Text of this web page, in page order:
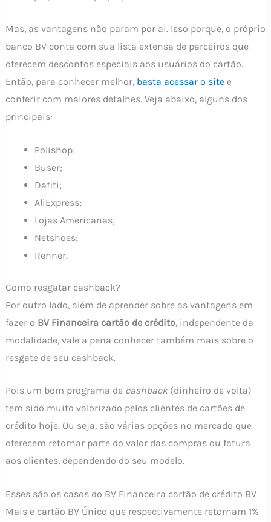
Mas, as vantagens não param por ai. Isso porque, o próprio
banco BV conta com sua lista extensa de parceiros que
oferecem descontos especiais aos usuários do cartão.
Então, para conhecer melhor, basta acessar o sitee
conferir com maiores detalhes. Veja abaixo, alguns dos
principais:
Polishop;
Buser;
Dafiti;
AliExpress;
Lojas Americanas;
Netshoes;
Renner.
Como resgatar cashback?
Por outro lado, além de aprender sobre as vantagens em
fazer o BV Financeira cartão de crédito, independente da
modalidade, vale a pena conhecer também mais sobre o
resgate de seu cashback.
Pois um bom programa de cashback (dinheiro de volta)
tem sido muito valorizado pelos clientes de cartões de
crédito hoje. Ou seja, são várias opções no mercado que
oferecem retornar parte do valor das compras ou fatura
aos clientes, dependendo do seu modelo.
Esses são os casos do BV Financeira cartão de crédito BV
Mais e cartão BV Único que respectivamente retornam 1%